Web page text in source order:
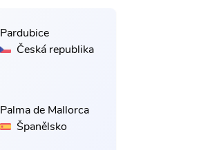
Pardubice
Česká republika
Palma de Mallorca
Španělsko